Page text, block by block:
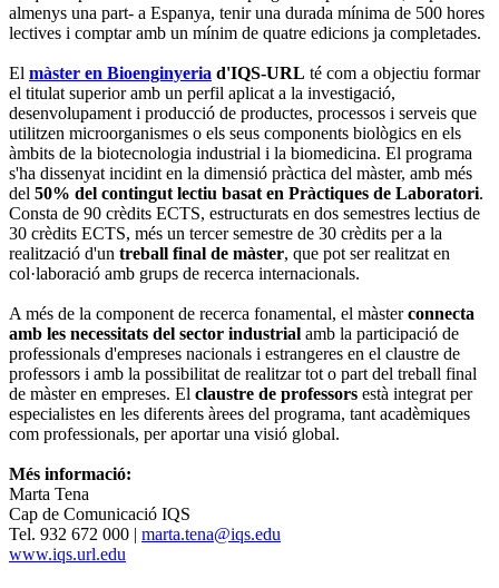
almenys una part- a Espanya, tenir una durada mínima de 500 hores
lectives i comptar amb un mínim de quatre edicions ja completades.
El màster en Bioenginyeria d'IQS-URL té com a objectiu formar
el titulat superior amb un perfil aplicat a la investigació,
desenvolupament i producció de productes, processos i serveis que
utilitzen microorganismes o els seus components biològics en els
àmbits de la biotecnologia industrial i la biomedicina. El programa
s'ha dissenyat incidint en la dimensió pràctica del màster, amb més
del 50% del contingut lectiu basat en Pràctiques de Laboratori.
Consta de 90 crèdits ECTS, estructurats en dos semestres lectius de
30 crèdits ECTS, més un tercer semestre de 30 crèdits per a la
realització d'un treball final de màster, que pot ser realitzat en
col·laboració amb grups de recerca internacionals.
A més de la component de recerca fonamental, el màsterconnecta
amb les necessitats del sector industrial amb la participació de
professionals d'empreses nacionals i estrangeres en el claustre de
professors i amb la possibilitat de realitzar tot o part del treball final
de màster en empreses. El claustre de professors està integrat per
especialistes en les diferents àrees del programa, tant acadèmiques
com professionals, per aportar una visió global.
Més informació:
Marta Tena
Cap de Comunicació IQS
Tel. 932 672 000 | marta.tena@iqs.edu
www.iqs.url.edu